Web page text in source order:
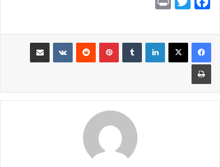
ac
e
b
o
ok
wi
tt
er
t لينكدإن بينتيريست
مشاركة عبر البريد
طباعة